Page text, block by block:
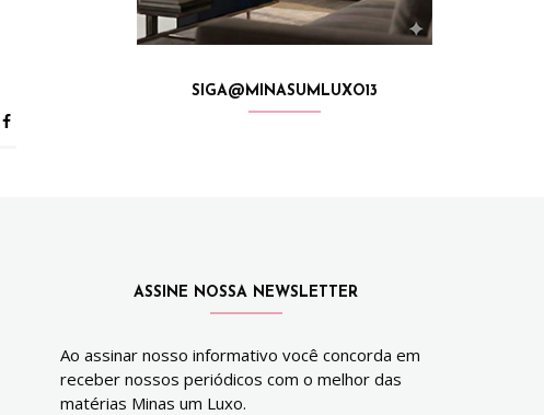
SIGA@MINASUMLUXO13
ASSINE NOSSA NEWSLETTER
Ao assinar nosso informativo você concorda em
receber nossos periódicos com o melhor das
matérias Minas um Luxo.